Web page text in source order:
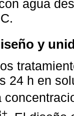
agua
y
24 h en